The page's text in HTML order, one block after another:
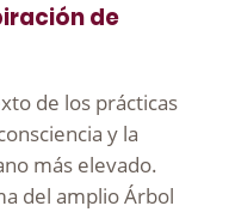
de
de los prácticas
y la
más elevado.
del amplio Árbol